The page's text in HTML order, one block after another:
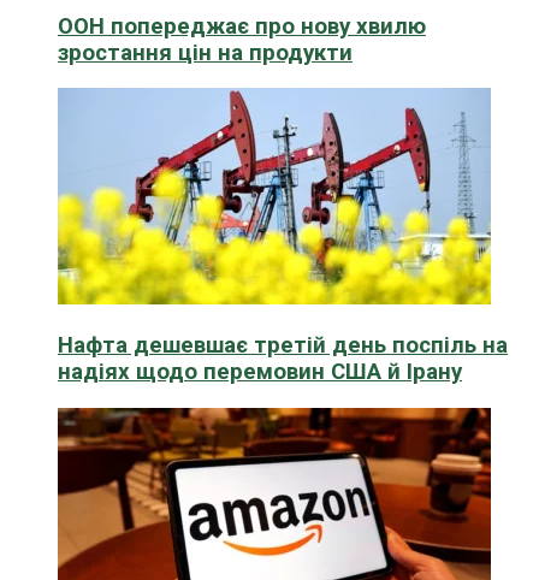
ООН попереджає про нову хвилю
зростання цін на продукти
Нафта дешевшає третій день поспіль на
надіях щодо перемовин США й Ірану